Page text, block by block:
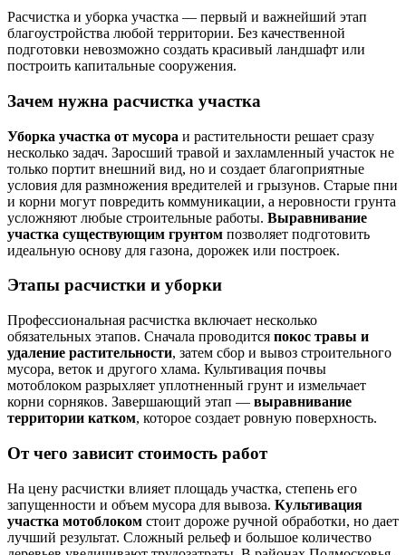
Расчистка и уборка участка — первый и важнейший этап
благоустройства любой территории. Без качественной
подготовки невозможно создать красивый ландшафт или
построить капитальные сооружения.
Зачем нужна расчистка участка
Уборка участка от мусора и растительности решает сразу
несколько задач. Заросший травой и захламленный участок не
только портит внешний вид, но и создает благоприятные
условия для размножения вредителей и грызунов. Старые пни
и корни могут повредить коммуникации, а неровности грунта
усложняют любые строительные работы. Выравнивание
участка существующим грунтом позволяет подготовить
идеальную основу для газона, дорожек или построек.
Этапы расчистки и уборки
Профессиональная расчистка включает несколько
обязательных этапов. Сначала проводится покос травы и
удаление растительности, затем сбор и вывоз строительного
мусора, веток и другого хлама. Культивация почвы
мотоблоком разрыхляет уплотненный грунт и измельчает
корни сорняков. Завершающий этап — выравнивание
территории катком, которое создает ровную поверхность.
От чего зависит стоимость работ
На цену расчистки влияет площадь участка, степень его
запущенности и объем мусора для вывоза. Культивация
участка мотоблоком стоит дороже ручной обработки, но дает
лучший результат. Сложный рельеф и большое количество